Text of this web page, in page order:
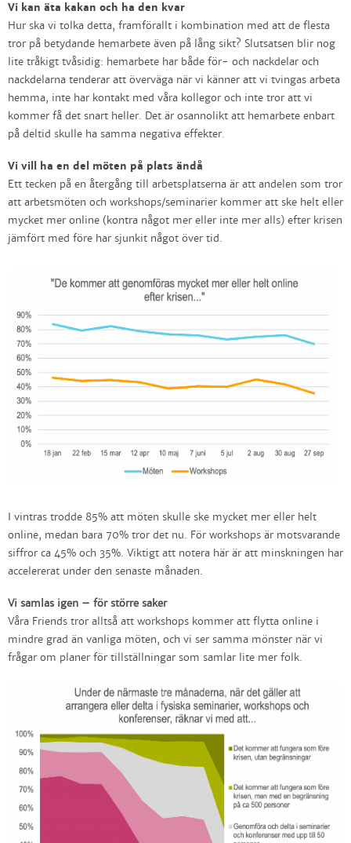
Vi kan äta kakan och ha den kvar
Hur ska vi tolka detta, framförallt i kombination med att de flesta
tror på betydande hemarbete även på lång sikt? Slutsatsen blir nog
lite tråkigt tvåsidig: hemarbete har både för- och nackdelar och
nackdelarna tenderar att överväga när vi känner att vi tvingas arbeta
hemma, inte har kontakt med våra kollegor och inte tror att vi
kommer få det snart heller. Det är osannolikt att hemarbete enbart
på deltid skulle ha samma negativa effekter.
Vi vill ha en del möten på plats ändå
Ett tecken på en återgång till arbetsplatserna är att andelen som tror
att arbetsmöten och workshops/seminarier kommer att ske helt eller
mycket mer online (kontra något mer eller inte mer alls) efter krisen
jämfört med före har sjunkit något över tid.
I vintras trodde 85% att möten skulle ske mycket mer eller helt
online, medan bara 70% tror det nu. För workshops är motsvarande
siffror ca 45% och 35%. Viktigt att notera här är att minskningen har
accelererat under den senaste månaden.
Vi samlas igen – för större saker
Våra Friends tror alltså att workshops kommer att flytta online i
mindre grad än vanliga möten, och vi ser samma mönster när vi
frågar om planer för tillställningar som samlar lite mer folk.